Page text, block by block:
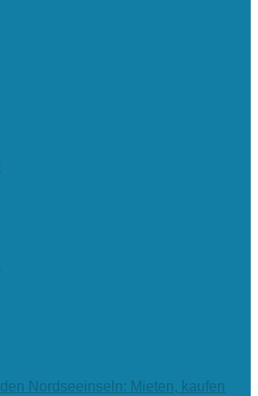
Nordseeinseln: Mieten, kaufen